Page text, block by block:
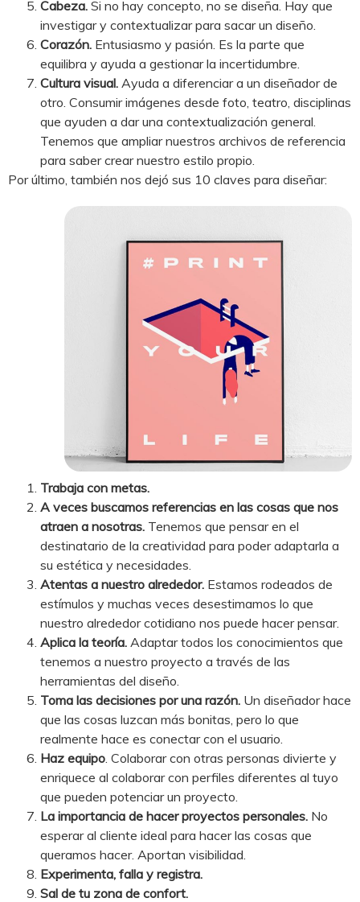
Cabeza. Si no hay concepto, no se diseña. Hay que
investigar y contextualizar para sacar un diseño.
Corazón. Entusiasmo y pasión. Es la parte que
equilibra y ayuda a gestionar la incertidumbre.
Cultura visual. Ayuda a diferenciar a un diseñador de
otro. Consumir imágenes desde foto, teatro, disciplinas
que ayuden a dar una contextualización general.
Tenemos que ampliar nuestros archivos de referencia
para saber crear nuestro estilo propio.
Por último, también nos dejó sus 10 claves para diseñar:
Trabaja con metas.
A veces buscamos referencias en las cosas que nos
atraen a nosotras. Tenemos que pensar en el
destinatario de la creatividad para poder adaptarla a
su estética y necesidades.
Atentas a nuestro alrededor. Estamos rodeados de
estímulos y muchas veces desestimamos lo que
nuestro alrededor cotidiano nos puede hacer pensar.
Aplica la teoría. Adaptar todos los conocimientos que
tenemos a nuestro proyecto a través de las
herramientas del diseño.
Toma las decisiones por una razón. Un diseñador hace
que las cosas luzcan más bonitas, pero lo que
realmente hace es conectar con el usuario.
Haz equipo. Colaborar con otras personas divierte y
enriquece al colaborar con perfiles diferentes al tuyo
que pueden potenciar un proyecto.
La importancia de hacer proyectos personales. No
esperar al cliente ideal para hacer las cosas que
queramos hacer. Aportan visibilidad.
Experimenta, falla y registra.
Sal de tu zona de confort.